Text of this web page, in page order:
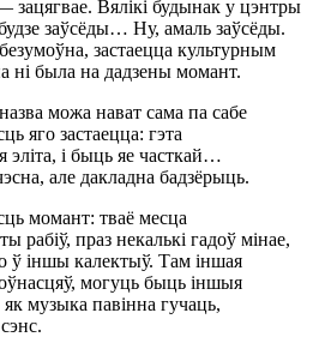
зацягвае. Вялікі будынак у цэнтры
заўсёды… Ну, амаль заўсёды.
застаецца культурным
ні была на дадзены момант.
можа нават сама па сабе
яго застаецца: гэта
эліта, і быць яе часткай…
але дакладна бадзёрыць.
момант: тваё месца
рабіў, праз некалькі гадоў мінае,
ў іншы калектыў. Там іншая
могуць быць іншыя
музыка павінна гучаць,